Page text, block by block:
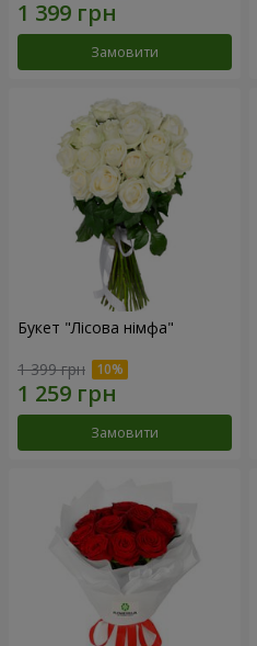
Замовити
Букет "Лісова німфа"
1 399 грн
Замовити